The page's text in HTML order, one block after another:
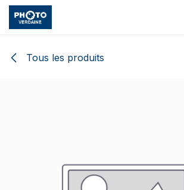
Se rendre au contenu
Tous les produits